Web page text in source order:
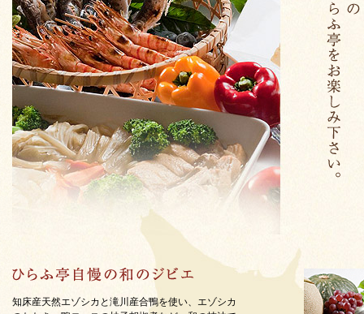
知床産天然エゾシカと滝川産合鴨を使い、エゾシカ